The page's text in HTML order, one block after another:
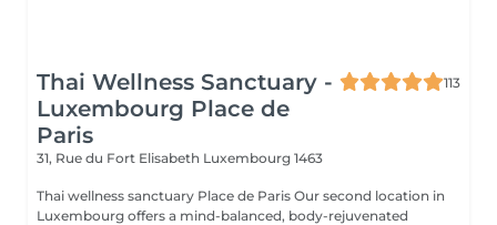
Thai Wellness Sanctuary -
Luxembourg Place de
Paris
113
31, Rue du Fort Elisabeth Luxembourg 1463
Thai wellness sanctuary Place de Paris Our second location in
Luxembourg offers a mind-balanced, body-rejuvenated